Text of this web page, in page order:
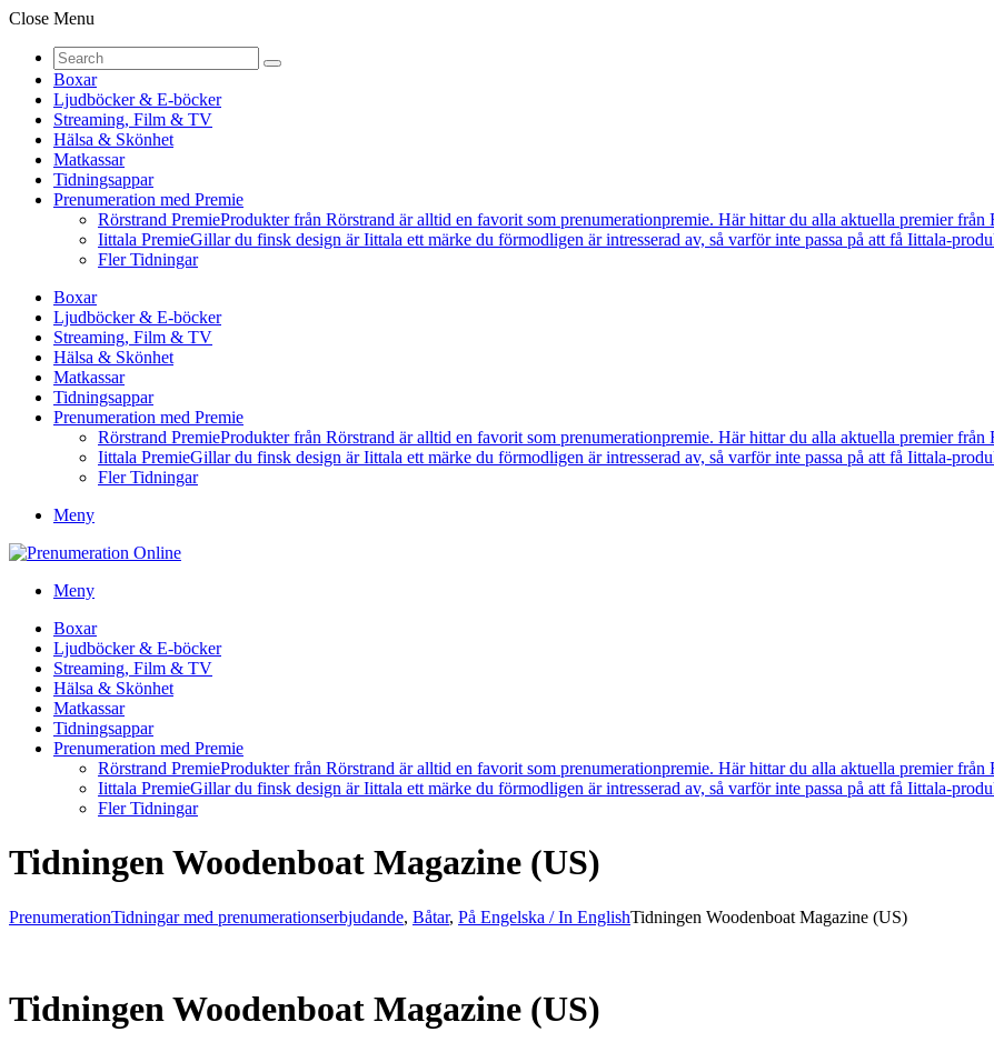
Close Menu
Boxar
Ljudböcker & E-böcker
Streaming, Film & TV
Hälsa & Skönhet
Matkassar
Tidningsappar
Prenumeration med Premie
Rörstrand PremieProdukter från Rörstrand är alltid en favorit som prenumerationpremie. Här hittar du alla aktuella premier från
Iittala PremieGillar du finsk design är Iittala ett märke du förmodligen är intresserad av, så varför inte passa på att få Iittala-
Fler Tidningar
Boxar
Ljudböcker & E-böcker
Streaming, Film & TV
Hälsa & Skönhet
Matkassar
Tidningsappar
Prenumeration med Premie
Rörstrand PremieProdukter från Rörstrand är alltid en favorit som prenumerationpremie. Här hittar du alla aktuella premier från
Iittala PremieGillar du finsk design är Iittala ett märke du förmodligen är intresserad av, så varför inte passa på att få Iittala-
Fler Tidningar
Meny
Meny
Boxar
Ljudböcker & E-böcker
Streaming, Film & TV
Hälsa & Skönhet
Matkassar
Tidningsappar
Prenumeration med Premie
Rörstrand PremieProdukter från Rörstrand är alltid en favorit som prenumerationpremie. Här hittar du alla aktuella premier från
Iittala PremieGillar du finsk design är Iittala ett märke du förmodligen är intresserad av, så varför inte passa på att få Iittala-
Fler Tidningar
Tidningen Woodenboat Magazine (US)
PrenumerationTidningar med prenumerationserbjudande, Båtar, På Engelska / In EnglishTidningen Woodenboat Magazine (US)
Tidningen Woodenboat Magazine (US)